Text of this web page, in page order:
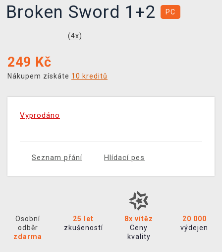
Broken Sword 1+2 PC
(4x)
249 Kč
Nákupem získáte 10 kreditů
Vyprodáno
Seznam přání Hlídací pes
Osobní
odběr
zdarma
25 let
zkušeností
8x vítěz
Ceny
kvality
20 000
výdejen